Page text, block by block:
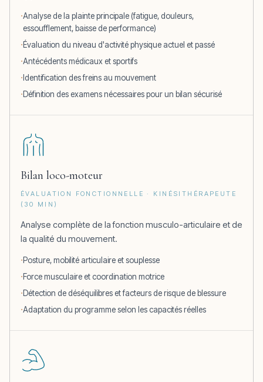
Analyse de la plainte principale (fatigue, douleurs,
essoufflement, baisse de performance)
Évaluation du niveau d'activité physique actuel et passé
Antécédents médicaux et sportifs
Identification des freins au mouvement
Définition des examens nécessaires pour un bilan sécurisé
Bilan loco-moteur
ÉVALUATION FONCTIONNELLE · KINÉSITHÉRAPEUTE
(30 MIN)
Analyse complète de la fonction musculo-articulaire et de
la qualité du mouvement.
Posture, mobilité articulaire et souplesse
Force musculaire et coordination motrice
Détection de déséquilibres et facteurs de risque de blessure
Adaptation du programme selon les capacités réelles